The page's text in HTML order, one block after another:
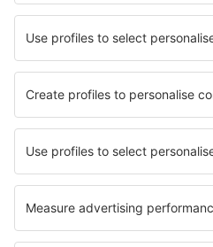
Zamboanga (ZAM)